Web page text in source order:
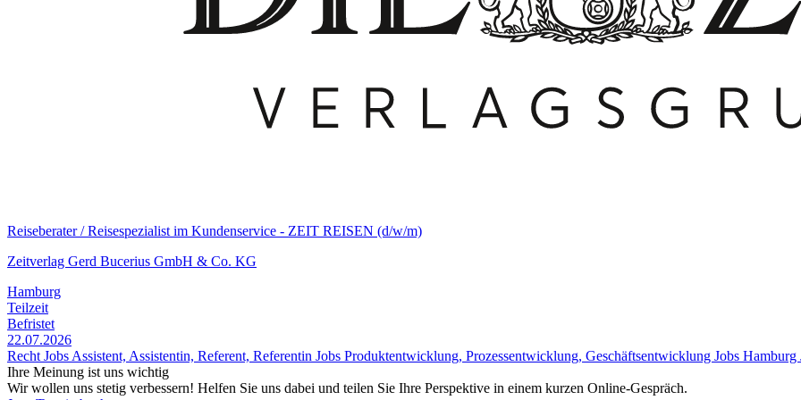
Reiseberater / Reisespezialist im Kundenservice - ZEIT REISEN (d/w/m)
Zeitverlag Gerd Bucerius GmbH & Co. KG
Hamburg
Teilzeit
Befristet
22.07.2026
Recht Jobs Assistent, Assistentin, Referent, Referentin Jobs Produktentwicklung, Prozessentwicklung, Geschäftsentwicklung Jobs Hamburg
Ihre Meinung ist uns wichtig
Wir wollen uns stetig verbessern! Helfen Sie uns dabei und teilen Sie Ihre Perspektive in einem kurzen Online-Gespräch.